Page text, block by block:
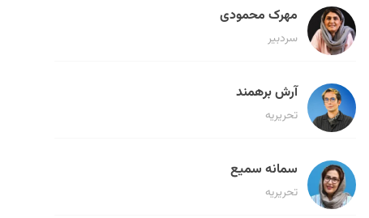
مهرک محمودی
سردبیر
آرش برهمند
تحریریه
سمانه سمیع
تحریریه